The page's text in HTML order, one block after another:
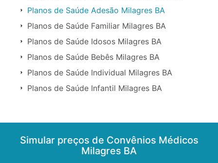
Planos de Saúde Adesão Milagres BA
Planos de Saúde Familiar Milagres BA
Planos de Saúde Idosos Milagres BA
Planos de Saúde Bebês Milagres BA
Planos de Saúde Individual Milagres BA
Planos de Saúde Infantil Milagres BA
Simular preços de Convênios Médicos
Milagres BA